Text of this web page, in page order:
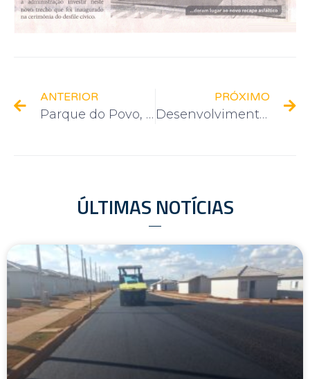
ANTERIOR
Parque do Povo, asfalto do Jardim Angaville e recapeamento asfáltico
PRÓXIMO
Desenvolvimento em Presidente Alves e Guaricanga: obras em andamento
ÚLTIMAS NOTÍCIAS